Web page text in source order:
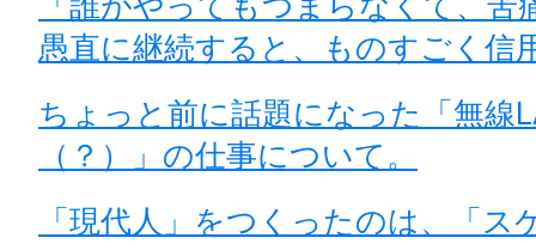
愚直に継続すると、ものすごく信
ちょっと前に話題になった「無線
（？）」の仕事について。
「現代人」をつくったのは、「ス